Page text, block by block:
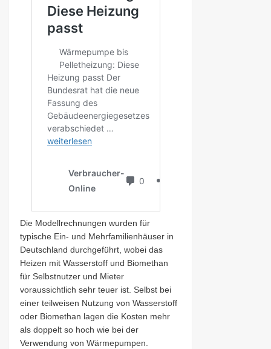
Die Modellrechnungen wurden für
typische Ein- und Mehrfamilienhäuser in
Deutschland durchgeführt, wobei das
Heizen mit Wasserstoff und Biomethan
für Selbstnutzer und Mieter
voraussichtlich sehr teuer ist. Selbst bei
einer teilweisen Nutzung von Wasserstoff
oder Biomethan lagen die Kosten mehr
als doppelt so hoch wie bei der
Verwendung von Wärmepumpen.